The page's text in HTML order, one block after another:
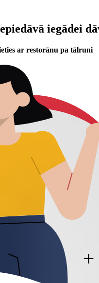
iegādei
ar restorānu pa tālruni